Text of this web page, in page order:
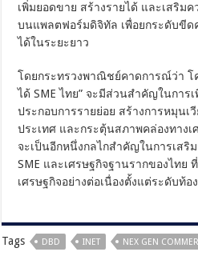
เพิ่มยอดขาย สร้างรายได้ และเสริม
บนแพลตฟอร์มดิจิทัล เพื่อยกระดับขี
ได้ในระยะยาว
โดยกระทรวงพาณิชย์คาดการณ์ว่า โ
ได้ SME ไทย” จะมีส่วนสำคัญในการ
ประกอบการรายย่อย สร้างการหมุนเ
ประเทศ และกระตุ้นสภาพคล่องทาง
จะเป็นอีกหนึ่งกลไกสำคัญในการเสริ
SME และเศรษฐกิจฐานรากของไทย
เศรษฐกิจอย่างต่อเนื่องตั้งแต่ระดับท้
Tags DBD INET NEX GEN